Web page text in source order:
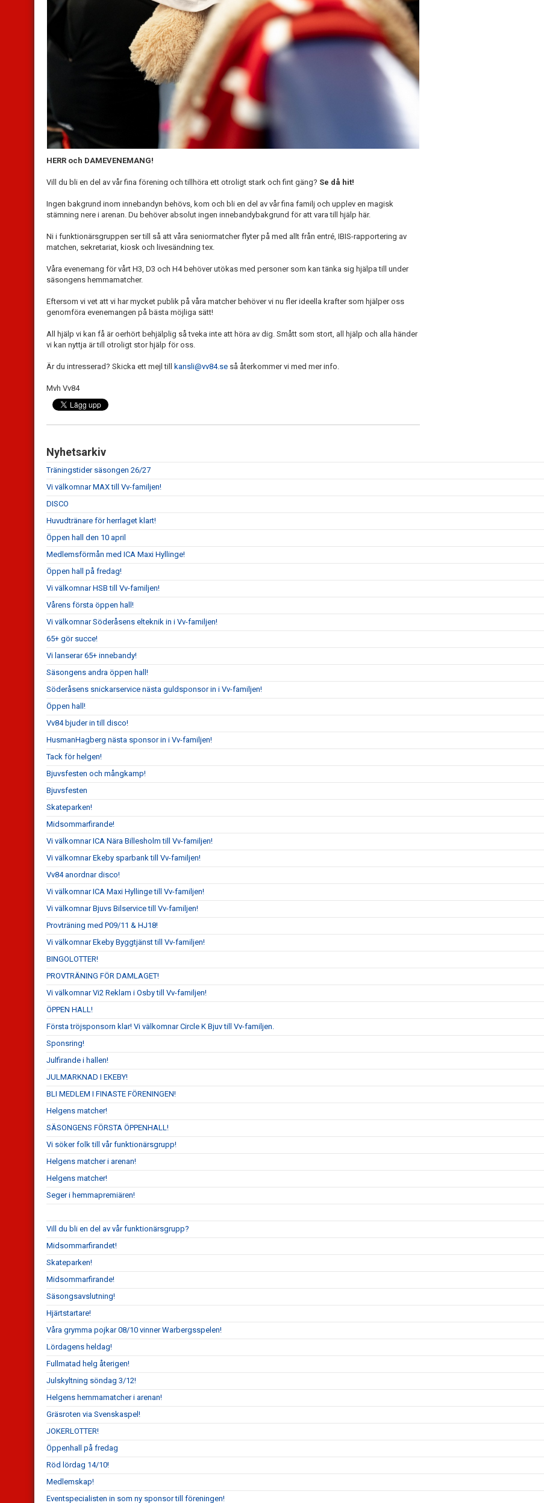
HERR och DAMEVENEMANG!
Vill du bli en del av vår fina förening och tillhöra ett otroligt stark och fint gäng? Se då hit!
Ingen bakgrund inom innebandyn behövs, kom och bli en del av vår fina familj och upplev en magisk
stämning nere i arenan. Du behöver absolut ingen innebandybakgrund för att vara till hjälp här.
Ni i funktionärsgruppen ser till så att våra seniormatcher flyter på med allt från entré, IBIS-rapportering av
matchen, sekretariat, kiosk och livesändning tex.
Våra evenemang för vårt H3, D3 och H4 behöver utökas med personer som kan tänka sig hjälpa till under
säsongens hemmamatcher.
Eftersom vi vet att vi har mycket publik på våra matcher behöver vi nu fler ideella krafter som hjälper oss
genomföra evenemangen på bästa möjliga sätt!
All hjälp vi kan få är oerhört behjälplig så tveka inte att höra av dig. Smått som stort, all hjälp och alla händer
vi kan nyttja är till otroligt stor hjälp för oss.
Är du intresserad? Skicka ett mejl till kansli@vv84.se så återkommer vi med mer info.
Mvh Vv84
Nyhetsarkiv
Träningstider säsongen 26/27
Vi välkomnar MAX till Vv-familjen!
DISCO
Huvudtränare för herrlaget klart!
Öppen hall den 10 april
Medlemsförmån med ICA Maxi Hyllinge!
Öppen hall på fredag!
Vi välkomnar HSB till Vv-familjen!
Vårens första öppen hall!
Vi välkomnar Söderåsens elteknik in i Vv-familjen!
65+ gör succe!
Vi lanserar 65+ innebandy!
Säsongens andra öppen hall!
Söderåsens snickarservice nästa guldsponsor in i Vv-familjen!
Öppen hall!
Vv84 bjuder in till disco!
HusmanHagberg nästa sponsor in i Vv-familjen!
Tack för helgen!
Bjuvsfesten och mångkamp!
Bjuvsfesten
Skateparken!
Midsommarfirande!
Vi välkomnar ICA Nära Billesholm till Vv-familjen!
Vi välkomnar Ekeby sparbank till Vv-familjen!
Vv84 anordnar disco!
Vi välkomnar ICA Maxi Hyllinge till Vv-familjen!
Vi välkomnar Bjuvs Bilservice till Vv-familjen!
Provträning med P09/11 & HJ18!
Vi välkomnar Ekeby Byggtjänst till Vv-familjen!
BINGOLOTTER!
PROVTRÄNING FÖR DAMLAGET!
Vi välkomnar Vi2 Reklam i Osby till Vv-familjen!
ÖPPEN HALL!
Första tröjsponsorn klar! Vi välkomnar Circle K Bjuv till Vv-familjen.
Sponsring!
Julfirande i hallen!
JULMARKNAD I EKEBY!
BLI MEDLEM I FINASTE FÖRENINGEN!
Helgens matcher!
SÄSONGENS FÖRSTA ÖPPENHALL!
Vi söker folk till vår funktionärsgrupp!
Helgens matcher i arenan!
Helgens matcher!
Seger i hemmapremiären!
Vill du bli en del av vår funktionärsgrupp?
Midsommarfirandet!
Skateparken!
Midsommarfirande!
Säsongsavslutning!
Hjärtstartare!
Våra grymma pojkar 08/10 vinner Warbergsspelen!
Lördagens heldag!
Fullmatad helg återigen!
Julskyltning söndag 3/12!
Helgens hemmamatcher i arenan!
Gräsroten via Svenskaspel!
JOKERLOTTER!
Öppenhall på fredag
Röd lördag 14/10!
Medlemskap!
Eventspecialisten in som ny sponsor till föreningen!